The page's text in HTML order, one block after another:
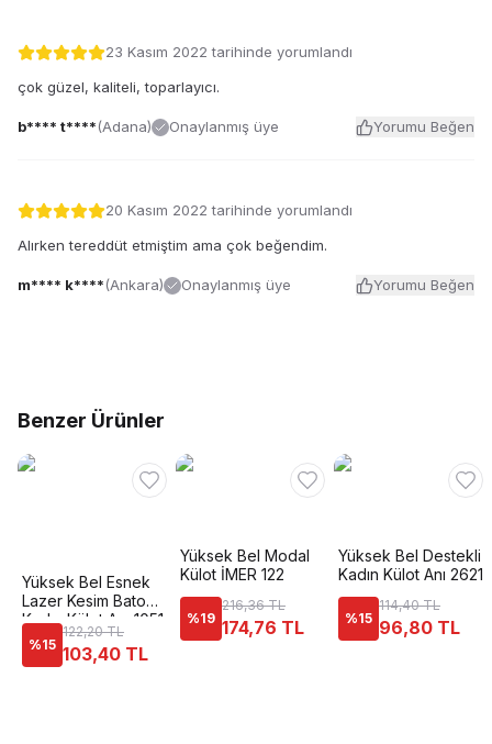
23 Kasım 2022 tarihinde yorumlandı
çok güzel, kaliteli, toparlayıcı.
b**** t****(Adana) Onaylanmış üye Yorumu Beğen
20 Kasım 2022 tarihinde yorumlandı
Alırken tereddüt etmiştim ama çok beğendim.
m**** k****(Ankara) Onaylanmış üye Yorumu Beğen
Benzer Ürünler
Yüksek Bel Esnek
Lazer Kesim Bato
Kadın Külot Anı 1051
%15
122,20 TL
103,40 TL
Yüksek Bel Modal
Külot İMER 122
%19
216,36 TL
174,76 TL
Yüksek Bel Destekli
Kadın Külot Anı 2621
%15
114,40 TL
96,80 TL